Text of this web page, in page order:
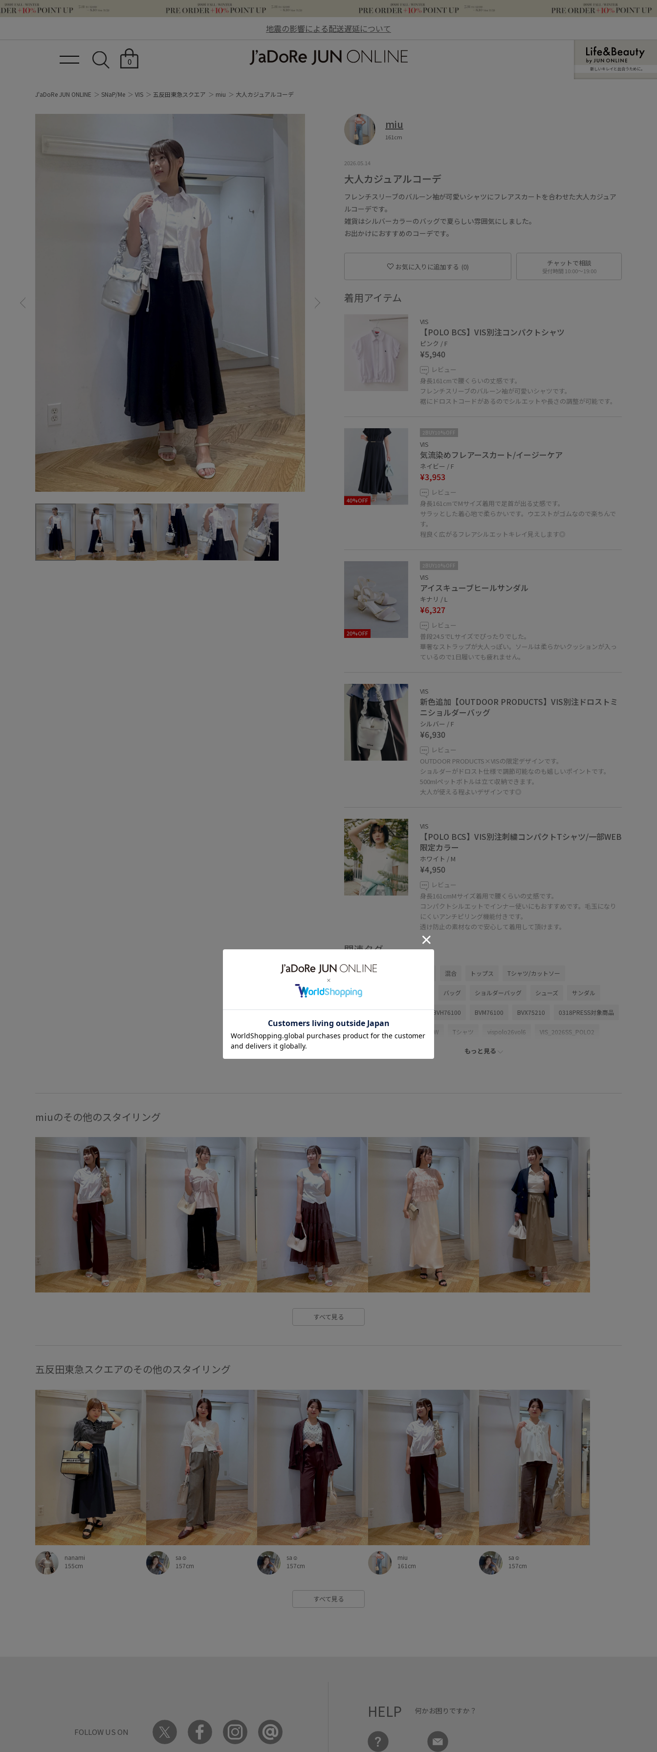
地震の影響による配送遅延について
0
新しいキレイと出合うために。
J'aDoRe JUN ONLINE SNaP/Me VIS 五反田東急スクエア miu 大人カジュアルコーデ
miu
161cm
2026.05.14
大人カジュアルコーデ
フレンチスリーブのバルーン袖が可愛いシャツにフレアスカートを合わせた大人カジュア
ルコーデです。
雑貨はシルバーカラーのバッグで夏らしい雰囲気にしました。
お出かけにおすすめのコーデです。
お気に入りに追加する (0) チャットで相談
受付時間 10:00〜19:00
着用アイテム
VIS
【POLO BCS】VIS別注コンパクトシャツ
ピンク / F
¥5,940
レビュー
身長161cmで腰くらいの丈感です。
フレンチスリーブのバルーン袖が可愛いシャツです。
裾にドロストコードがあるのでシルエットや長さの調整が可能です。
40%OFF
2BUY10%OFF
VIS
気流染めフレアースカート/イージーケア
ネイビー / F
¥3,953
レビュー
身長161cmでMサイズ着用で足首が出る丈感です。
サラッとした着心地で柔らかいです。ウエストがゴムなので楽ちんで
す。
程良く広がるフレアシルエットキレイ見えします◎
20%OFF
2BUY10%OFF
VIS
アイスキューブヒールサンダル
キナリ / L
¥6,327
レビュー
普段24.5でLサイズでぴったりでした。
華奢なストラップが大人っぽい。ソールは柔らかいクッションが入っ
ているので1日履いても疲れません。
VIS
新色追加【OUTDOOR PRODUCTS】VIS別注ドロストミ
ニショルダーバッグ
シルバー / F
¥6,930
レビュー
OUTDOOR PRODUCTS×VISの限定デザインです。
ショルダーがドロスト仕様で調節可能なのも嬉しいポイントです。
500mlペットボトルは立て収納できます。
大人が使える程よいデザインです◎
VIS
【POLO BCS】VIS別注刺繍コンパクトTシャツ/一部WEB
限定カラー
ホワイト / M
¥4,950
レビュー
身長161cmMサイズ着用で腰くらいの丈感です。
コンパクトシルエットでインナー使いにもおすすめです。毛玉になり
にくいアンチピリング機能付きです。
透け防止の素材なので安心して着用して頂けます。
関連タグ
VIS ウェーブ 混合 トップス Tシャツ/カットソー
シャツ/ブラウス バッグ ショルダーバッグ シューズ サンダル
BVA16040 BVC36160 BVH76100 BVM76100 BVX75210 0318PRESS対象商品
26officecasual Exclusive_GW Tシャツ vispolo26vol6 VIS_2026SS_POLO2
vis_26ss_summertops VIS_outdoor
コーディネートのアクセント シャツ シンプル
ストラップ スラックス セットアップ
デイリー使い ドロストデザイン
パンツにもスカートにも ブラウス
ワイドデニム 万能アイテム
使い回し
幅広 毛玉になりにくい 着やすい 着回しやすい
秋にぴったり 秋冬 立体感 薄手 袖がポイント 透け感 長く使える
もっと見る
miuのその他のスタイリング
すべて見る
五反田東急スクエアのその他のスタイリング
nanami
155cm
sa☺︎
157cm
sa☺︎
157cm
miu
161cm
sa☺︎
157cm
すべて見る
FOLLOW US ON
HELP 何かお困りですか？